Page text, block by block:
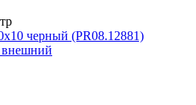
черный (PR08.12881)
внешний